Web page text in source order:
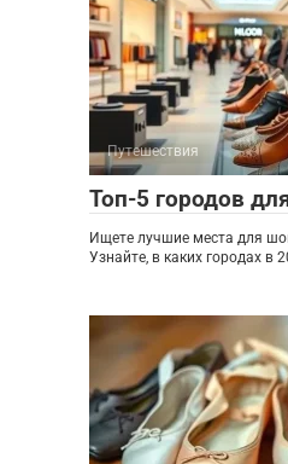
Путешествия
Топ-5 городов
Ищете лучшие места для
Узнайте, в каких городах в